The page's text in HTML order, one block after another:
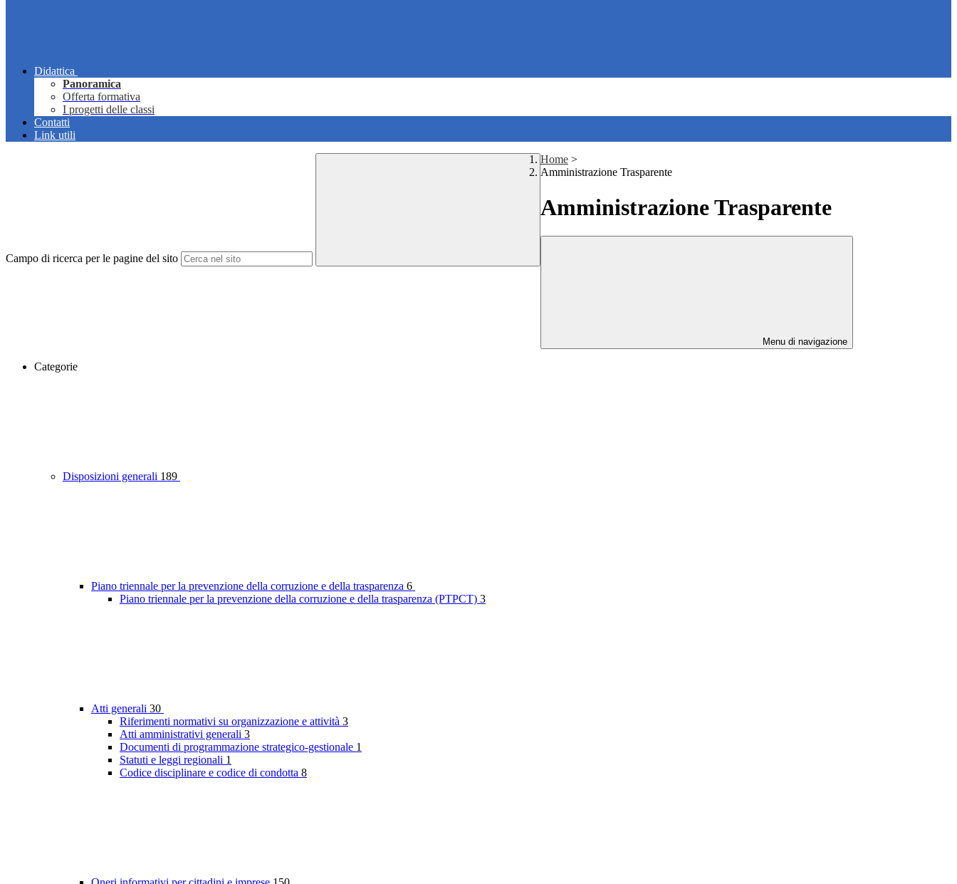
Didattica
Panoramica
Offerta formativa
I progetti delle classi
Contatti
Link utili
Campo di ricerca per le pagine del sito
Home >
Amministrazione Trasparente
Amministrazione Trasparente
Menu di navigazione
Categorie
Disposizioni generali 189
Piano triennale per la prevenzione della corruzione e della trasparenza 6
Piano triennale per la prevenzione della corruzione e della trasparenza (PTPCT) 3
Atti generali 30
Riferimenti normativi su organizzazione e attività 3
Atti amministrativi generali 3
Documenti di programmazione strategico-gestionale 1
Statuti e leggi regionali 1
Codice disciplinare e codice di condotta 8